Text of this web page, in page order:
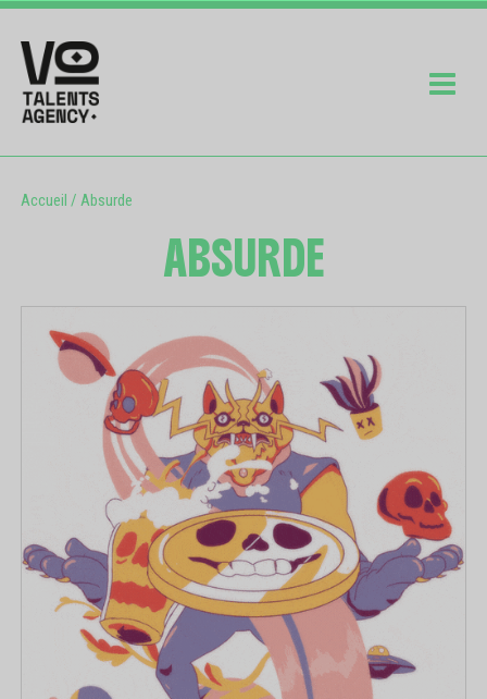
Accueil / Absurde
ABSURDE